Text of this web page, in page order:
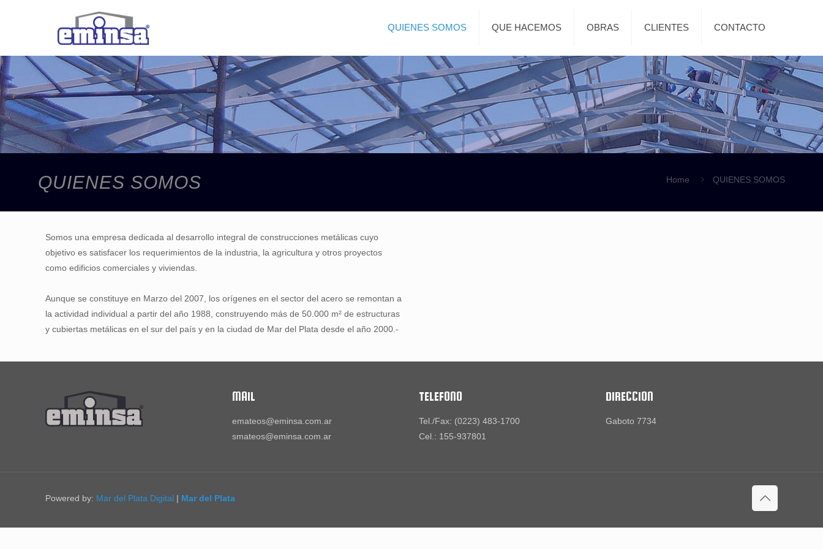
QUIENES SOMOS QUE HACEMOS OBRAS CLIENTES CONTACTO
QUIENES SOMOS Home QUIENES SOMOS
Somos una empresa dedicada al desarrollo integral de construcciones metálicas cuyo
objetivo es satisfacer los requerimientos de la industria, la agricultura y otros proyectos
como edificios comerciales y viviendas.
Aunque se constituye en Marzo del 2007, los orígenes en el sector del acero se remontan a
la actividad individual a partir del año 1988, construyendo más de 50.000 m² de estructuras
y cubiertas metálicas en el sur del país y en la ciudad de Mar del Plata desde el año 2000.-
MAIL
emateos@eminsa.com.ar
smateos@eminsa.com.ar
TELEFONO
Tel./Fax: (0223) 483-1700
Cel.: 155-937801
DIRECCION
Gaboto 7734
Powered by: Mar del Plata Digital | Mar del Plata